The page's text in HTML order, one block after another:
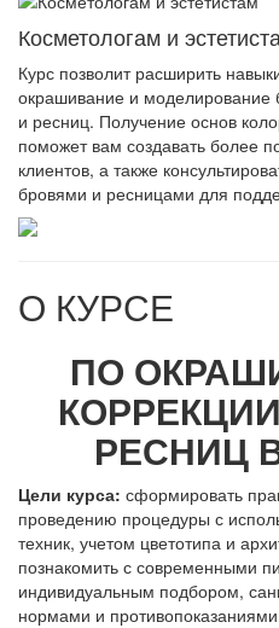
Косметологам и
Курс позволит расширить
окрашивание и моделирование
и ресниц. Получение основ
поможет вам создавать более
клиентов, а также
бровями и ресницами для
О КУРСЕ
ПО
РЕСНИЦ
Цели курса: сформировать
проведению процедуры с
техник, учетом цветотипа и
познакомить с современными
индивидуальным подбором, с
нормами и